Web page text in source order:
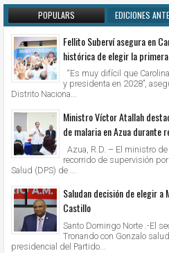
POPULARS EDICIONES
Fellito Suberví asegura en
histórica de elegir la
“Es muy difícil que
y presidenta en 2028”,
Distrito Naciona...
Ministro Víctor Atallah
de malaria en Azua durante
Azua, R.D. – El ministro
recorrido de supervisión
Salud (DPS) de ...
Saludan decisión de elegir a
Castillo
Santo Domingo Norte .-El
Tronando con Gonzalo
presidencial del Partido...